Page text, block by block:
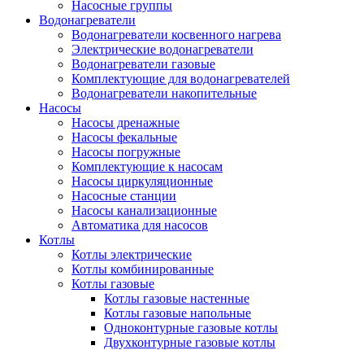
Насосные группы
Водонагреватели
Водонагреватели косвенного нагрева
Электрические водонагреватели
Водонагреватели газовые
Комплектующие для водонагревателей
Водонагреватели накопительные
Насосы
Насосы дренажные
Насосы фекальные
Насосы погружные
Комплектующие к насосам
Насосы циркуляционные
Насосные станции
Насосы канализационные
Автоматика для насосов
Котлы
Котлы электрические
Котлы комбинированные
Котлы газовые
Котлы газовые настенные
Котлы газовые напольные
Одноконтурные газовые котлы
Двухконтурные газовые котлы